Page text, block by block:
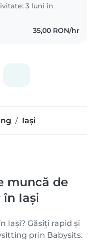
3 luni în
35,00 RON/hr
Iași
muncă de
Iași
Iași? Găsiți rapid și
prin Babysits.